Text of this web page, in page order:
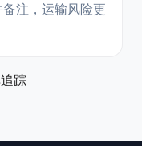
注，运输风险更
踪